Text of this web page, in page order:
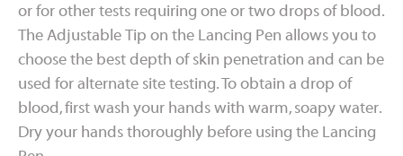
or for other tests requiring one or two drops of blood.
The Adjustable Tip on the Lancing Pen allows you to
choose the best depth of skin penetration and can be
used for alternate site testing. To obtain a drop of
blood, first wash your hands with warm, soapy water.
Dry your hands thoroughly before using the Lancing